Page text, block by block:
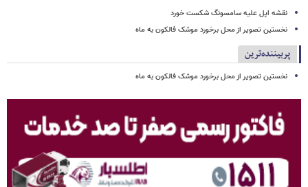
نقشه اپل علیه سامسونگ شکست خورد
نخستین تصویر از محل برخورد موشک فالکون به ماه
پربیننده‌ترین
نخستین تصویر از محل برخورد موشک فالکون به ماه